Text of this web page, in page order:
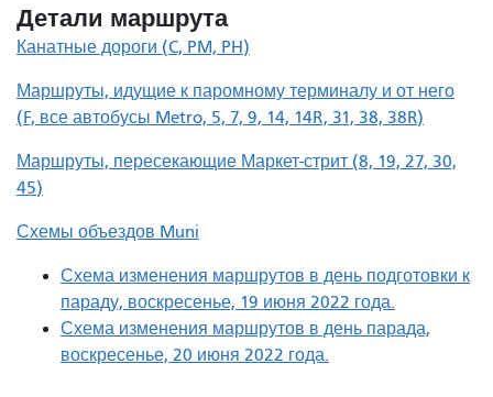
Детали маршрута
Канатные дороги (C, PM, PH)
Маршруты, идущие к паромному терминалу и от него
(F, все автобусы Metro, 5, 7, 9, 14, 14R, 31, 38, 38R)
Маршруты, пересекающие Маркет-стрит (8, 19, 27, 30,
45)
Схемы объездов Muni
Схема изменения маршрутов в день подготовки к
параду, воскресенье, 19 июня 2022 года.
Схема изменения маршрутов в день парада,
воскресенье, 20 июня 2022 года.